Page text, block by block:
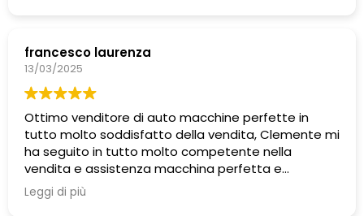
francesco laurenza
13/03/2025
Ottimo venditore di auto macchine perfette in
tutto molto soddisfatto della vendita, Clemente mi
ha seguito in tutto molto competente nella
vendita e assistenza macchina perfetta e
bellissima come nuova.
Leggi di più